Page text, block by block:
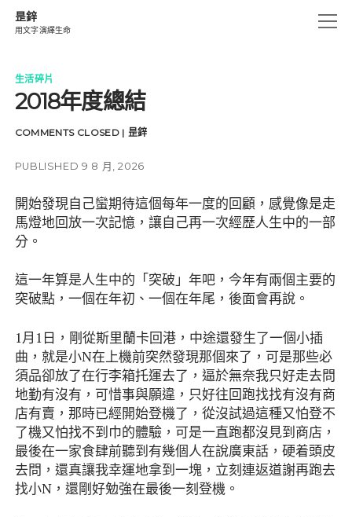
昰鋅
用文字演繹生命
open
生活碎片
UN-CHAINS
生活碎片
2018年度總結
COMMENTS CLOSED | 昰鋅
PUBLISHED 9 8 月, 2026
開始發現自己蠻期待這個每年一度的回顧，感覺像是走
馬燈地回放一次記憶，讓自己再一次經歷人生中的一部
分。
這一年算是人生中的「突破」年吧，今年有兩個主要的
突破點，一個在年初、一個在年尾，後面會再說。
1月1日，剛從斯里蘭卡回港，中途還發生了一個小插
曲，就是小N在上機前突然發現那個來了，可是那些必
須品卻放了在行李箱托運去了，逼於無奈我只好走去問
地勤有沒有，可惜事與願違，只好往回跑找找有沒有商
店有賣，那時已經開始登機了，從沒試過這種又怕登不
了機又怕找不到巾的體驗，可是一直跑都沒見到商店，
最後在一家食肆前聽到有幾個人在說廣東話，硬着頭皮
去問，還真讓我幸運地拿到一塊，立刻連返道謝再跑去
找小N，還剛好勉強在最後一刻登機。